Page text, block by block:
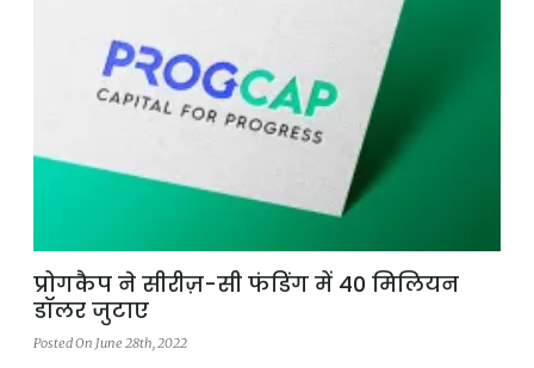
प्रोगकैप ने सीरीज़-सी फंडिंग में 40 मिलियन
डॉलर जुटाए
Posted On June 28th, 2022